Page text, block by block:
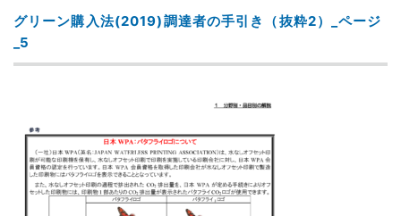
グリーン購入法(2019)調達者の手引き（抜粋2）_ページ
_5